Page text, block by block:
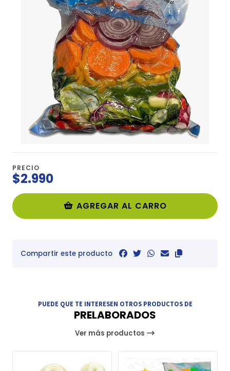
PRECIO
$2.990
AGREGAR AL CARRO
Compartir este producto
PUEDE QUE TE INTERESEN OTROS PRODUCTOS DE
PRELABORADOS
Ver más productos